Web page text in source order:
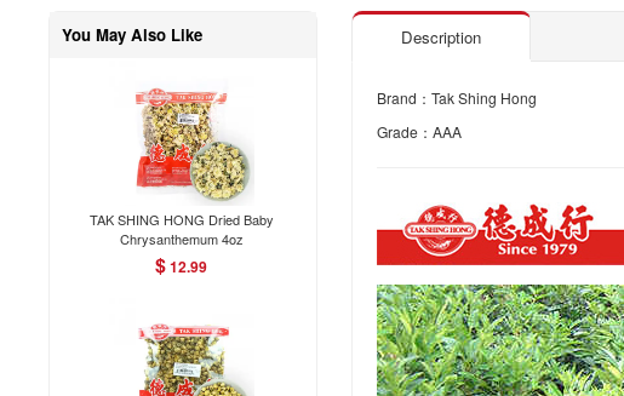
You May Also Like
TAK SHING HONG Dried Baby
Chrysanthemum 4oz
$12.99
Description
Brand：Tak Shing Hong
Grade：AAA